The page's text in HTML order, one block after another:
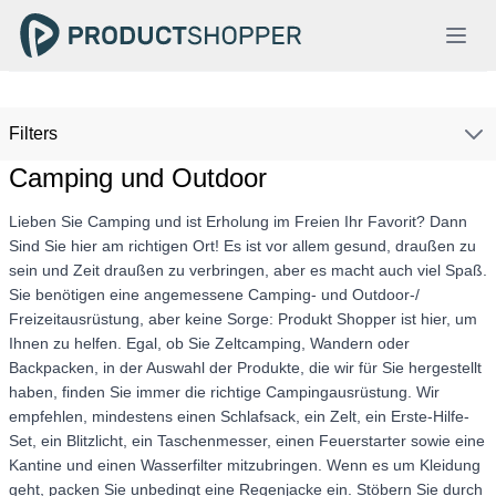
Filters
Camping und Outdoor
Lieben Sie Camping und ist Erholung im Freien Ihr Favorit? Dann
Sind Sie hier am richtigen Ort! Es ist vor allem gesund, draußen zu
sein und Zeit draußen zu verbringen, aber es macht auch viel Spaß.
Sie benötigen eine angemessene Camping- und Outdoor-/
Freizeitausrüstung, aber keine Sorge: Produkt Shopper ist hier, um
Ihnen zu helfen. Egal, ob Sie Zeltcamping, Wandern oder
Backpacken, in der Auswahl der Produkte, die wir für Sie hergestellt
haben, finden Sie immer die richtige Campingausrüstung. Wir
empfehlen, mindestens einen Schlafsack, ein Zelt, ein Erste-Hilfe-
Set, ein Blitzlicht, ein Taschenmesser, einen Feuerstarter sowie eine
Kantine und einen Wasserfilter mitzubringen. Wenn es um Kleidung
geht, packen Sie unbedingt eine Regenjacke ein. Stöbern Sie durch